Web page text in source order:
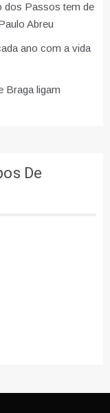
dos Passos tem de
Abreu
ano com a vida
Braga ligam
De